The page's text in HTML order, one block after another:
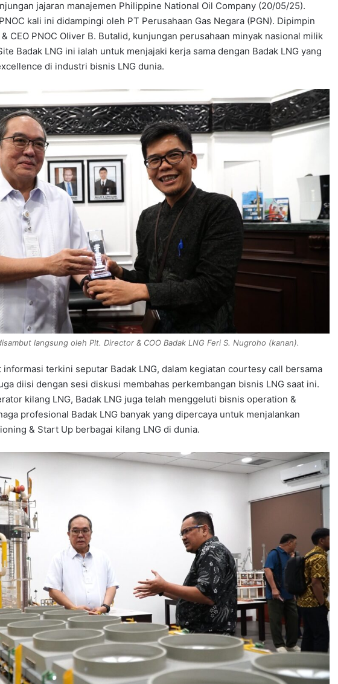
jajaran manajemen Philippine National Oil Company (20/05/25).
kali ini didampingi oleh PT Perusahaan Gas Negara (PGN). Dipimpin
CEO PNOC Oliver B. Butalid, kunjungan perusahaan minyak nasional milik
Badak LNG ini ialah untuk menjajaki kerja sama dengan Badak LNG yang
di industri bisnis LNG dunia.
langsung oleh Plt. Director & COO Badak LNG Feri S. Nugroho (kanan).
terkini seputar Badak LNG, dalam kegiatan courtesy call bersama
diisi dengan sesi diskusi membahas perkembangan bisnis LNG saat ini.
kilang LNG, Badak LNG juga telah menggeluti bisnis operation &
profesional Badak LNG banyak yang dipercaya untuk menjalankan
& Start Up berbagai kilang LNG di dunia.